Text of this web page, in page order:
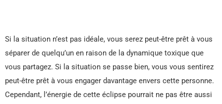
Si la situation n’est pas idéale, vous serez peut-être prêt à vous
séparer de quelqu’un en raison de la dynamique toxique que
vous partagez. Si la situation se passe bien, vous vous sentirez
peut-être prêt à vous engager davantage envers cette personne.
Cependant, l’énergie de cette éclipse pourrait ne pas être aussi